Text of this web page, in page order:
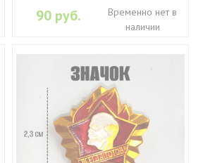
90 руб.
Временно нет в
наличии